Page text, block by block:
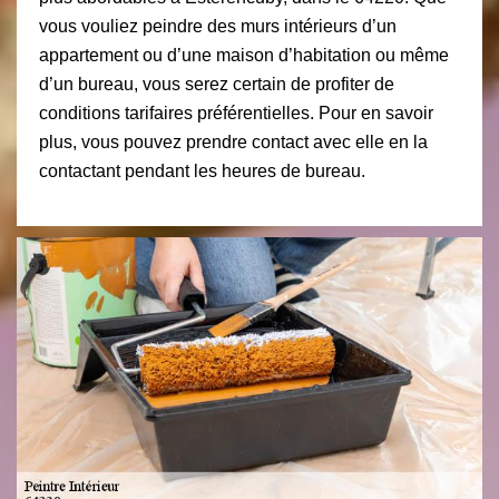
vous vouliez peindre des murs intérieurs d’un
appartement ou d’une maison d’habitation ou même
d’un bureau, vous serez certain de profiter de
conditions tarifaires préférentielles. Pour en savoir
plus, vous pouvez prendre contact avec elle en la
contactant pendant les heures de bureau.